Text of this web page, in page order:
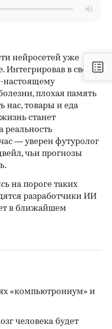
нейросетей уже
Интегрировав в свой
настоящему
плохая память
нас, товары и еда
станет
реальность
— уверен футуролог
чьи прогнозы
на пороге таких
разработчики ИИ
в ближайшем
«компьютрониум» и
человека будет